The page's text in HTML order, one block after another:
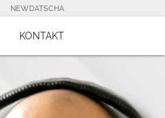
NEWDATSCHA
KONTAKT